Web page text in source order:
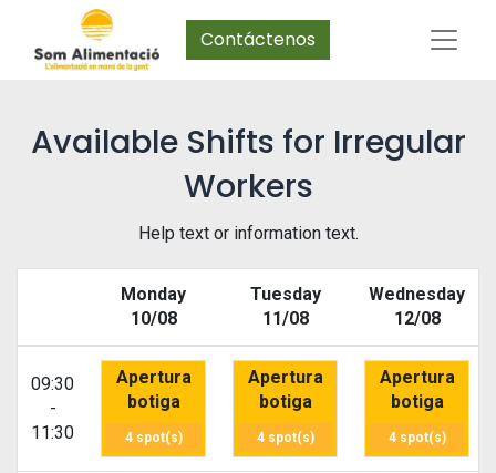
Contáctenos
Available Shifts for Irregular
Workers
Help text or information text.
Monday
10/08
Tuesday
11/08
Wednesday
12/08
09:30
-
11:30
Apertura
botiga
4 spot(s)
Apertura
botiga
4 spot(s)
Apertura
botiga
4 spot(s)